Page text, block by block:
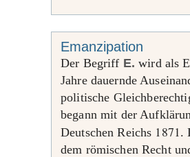
Emanzipation
Der Begriff E. wird als
Jahre dauernde
politische
begann mit der
Deutschen Reichs 1871.
dem römischen Recht